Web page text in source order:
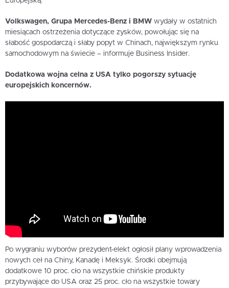
Volkswagen, Grupa Mercedes-Benz i BMW wydały w ostatnich
miesiącach ostrzeżenia dotyczące zysków, powołując się na
słabość gospodarczą i słaby popyt w Chinach, największym rynku
samochodowym na świecie – informuje Business Insider.
Dodatkowa wojna celna z USA tylko pogorszy sytuację
europejskich koncernów.
Po wygraniu wyborów prezydent-elekt ogłosił plany wprowadzenia
nowych ceł na Chiny, Kanadę i Meksyk. Środki obejmują
dodatkowe 10 proc. cło na wszystkie chińskie produkty
przybywające do USA oraz 25 proc. cło na wszystkie towary